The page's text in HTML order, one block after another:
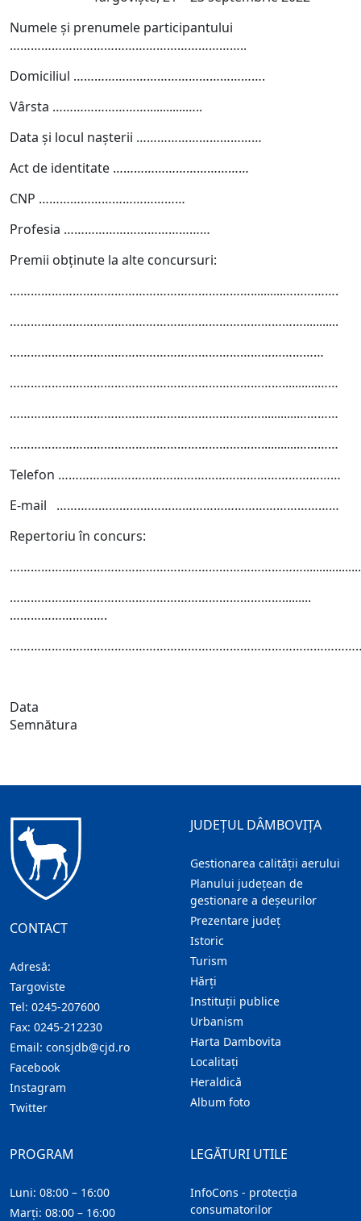
Numele şi prenumele participantului
…………………………………………………………..
Domiciliul ……………………………………………….
Vârsta ………………………............…..
Data şi locul naşterii ………………………………
Act de identitate …………………………………
CNP ……………………………………
Profesia ……………………………………
Premii obţinute la alte concursuri:
……………………………………………………………..........…………….
…………………………………………………………………………...........
………………………………………………………………………………
……………………………………………………………………...........……
………………………………………………………………...........…………
………………………………………………………………...........…………
Telefon ………………………………………………………………………
E-mail ………………………………………………………………………
Repertoriu în concurs:
…………………………………………………………………….........
……………………….
Data
Semnătura
CONTACT
Adresă:
Targoviste
Tel: 0245-207600
Fax: 0245-212230
Email: consjdb@cjd.ro
Facebook
Instagram
Twitter
JUDEȚUL DÂMBOVIȚA
Gestionarea calității aerului
Planului județean de
gestionare a deșeurilor
Prezentare judeţ
Istoric
Turism
Hărţi
Instituţii publice
Urbanism
Harta Dambovita
Localitaţi
Heraldică
Album foto
LEGĂTURI UTILE
InfoCons - protecția
consumatorilor
PROGRAM
Luni: 08:00 – 16:00
Marți: 08:00 – 16:00